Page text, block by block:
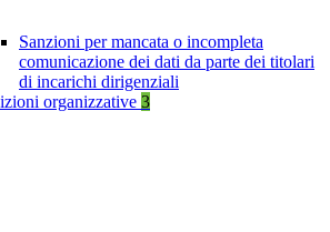
Sanzioni per mancata o incompleta
comunicazione dei dati da parte dei titolari
di incarichi dirigenziali
organizzative 3